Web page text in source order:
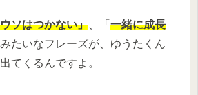
ソはつかない」 、「 一緒に成長
みたいなフレーズが、ゆうたくん
てくるんですよ。